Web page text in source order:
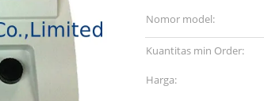
Nomor model:
Kuantitas min Order:
Harga: